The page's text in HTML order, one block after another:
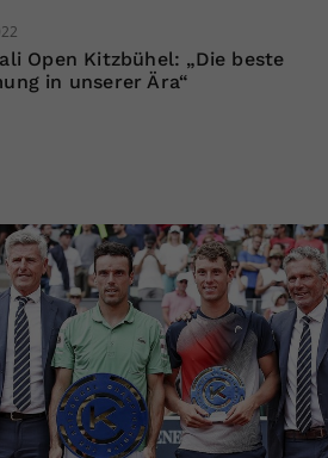
Open Kitzbühel: „Die beste
in unserer Ära“